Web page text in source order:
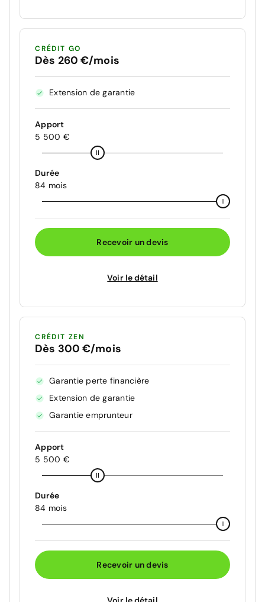
CRÉDIT GO
Dès 260 €/mois
Extension de garantie
Apport
5 500 €
Durée
84 mois
Recevoir un devis
Voir le détail
CRÉDIT ZEN
Dès 300 €/mois
Garantie perte financière
Extension de garantie
Garantie emprunteur
Apport
5 500 €
Durée
84 mois
Recevoir un devis